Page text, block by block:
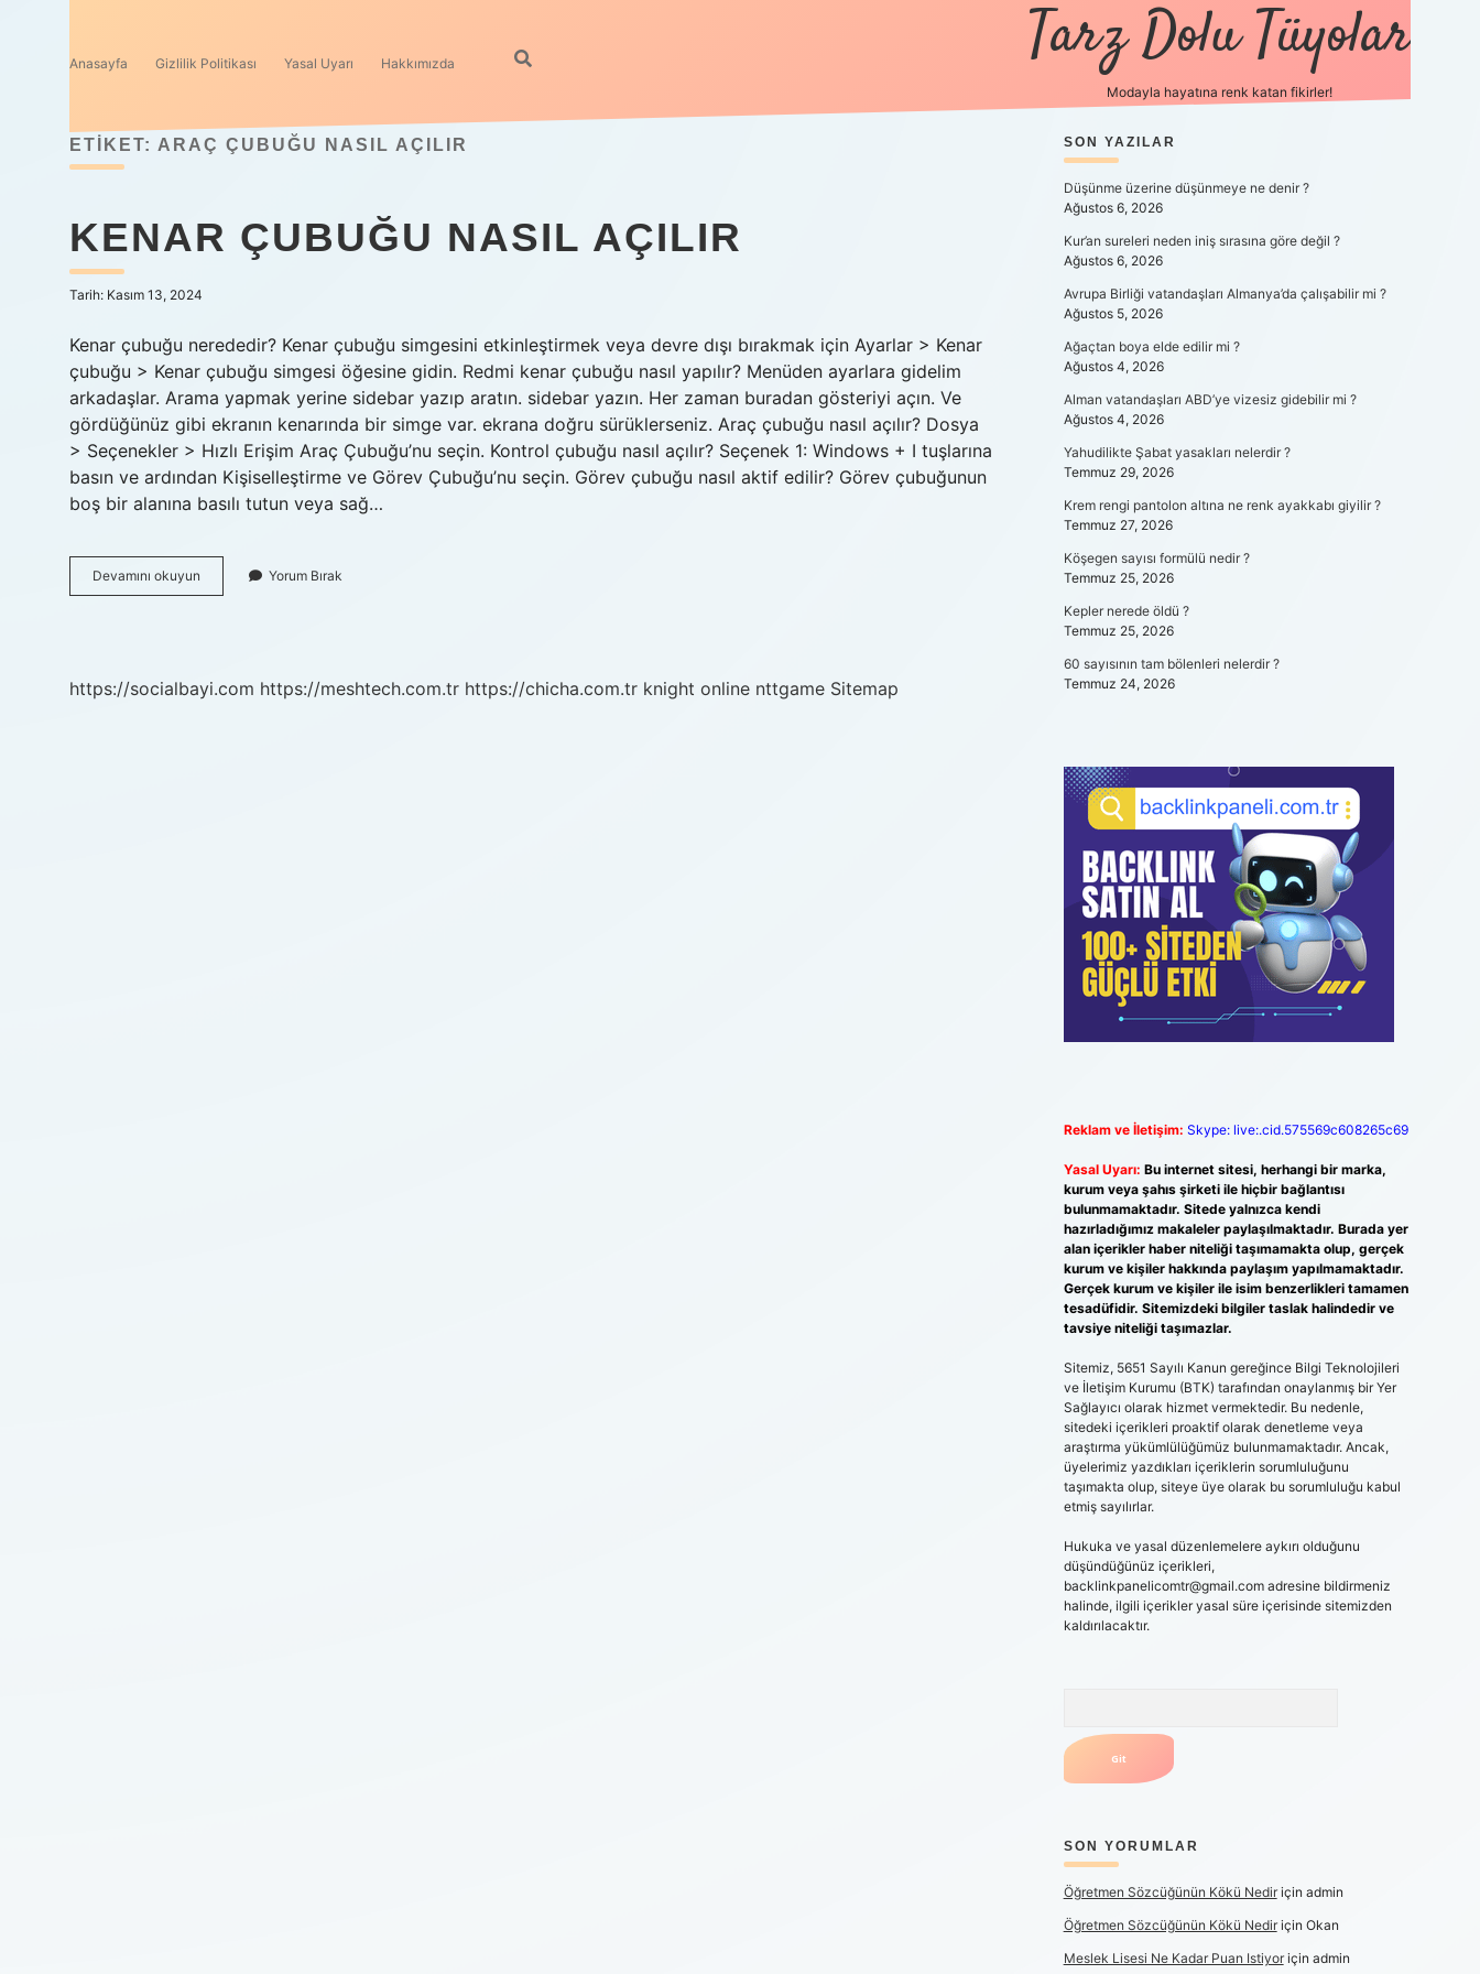
Anasayfa Gizlilik Politikası Yasal Uyarı Hakkımızda Tarz Dolu Tüyolar
Modayla hayatına renk katan fikirler!
ETIKET: ARAÇ ÇUBUĞU NASIL AÇILIR
KENAR ÇUBUĞU NASIL AÇILIR
Tarih: Kasım 13, 2024
Kenar çubuğu nerededir? Kenar çubuğu simgesini etkinleştirmek veya devre dışı bırakmak için Ayarlar > Kenar
çubuğu > Kenar çubuğu simgesi öğesine gidin. Redmi kenar çubuğu nasıl yapılır? Menüden ayarlara gidelim
arkadaşlar. Arama yapmak yerine sidebar yazıp aratın. sidebar yazın. Her zaman buradan gösteriyi açın. Ve
gördüğünüz gibi ekranın kenarında bir simge var. ekrana doğru sürüklerseniz. Araç çubuğu nasıl açılır? Dosya
> Seçenekler > Hızlı Erişim Araç Çubuğu’nu seçin. Kontrol çubuğu nasıl açılır? Seçenek 1: Windows + I tuşlarına
basın ve ardından Kişiselleştirme ve Görev Çubuğu’nu seçin. Görev çubuğu nasıl aktif edilir? Görev çubuğunun
boş bir alanına basılı tutun veya sağ…
Devamını okuyun
Çubuğu
Yorum Bırak
https://socialbayi.com https://meshtech.com.tr https://chicha.com.tr knight online nttgame Sitemap
SIDEBAR
SON YAZILAR
Düşünme üzerine düşünmeye ne denir ?
Ağustos 6, 2026
Kur’an sureleri neden iniş sırasına göre değil ?
Ağustos 6, 2026
Avrupa Birliği vatandaşları Almanya’da çalışabilir mi ?
Ağustos 5, 2026
Ağaçtan boya elde edilir mi ?
Ağustos 4, 2026
Alman vatandaşları ABD’ye vizesiz gidebilir mi ?
Ağustos 4, 2026
Yahudilikte Şabat yasakları nelerdir ?
Temmuz 29, 2026
Krem rengi pantolon altına ne renk ayakkabı giyilir ?
Temmuz 27, 2026
Köşegen sayısı formülü nedir ?
Temmuz 25, 2026
Kepler nerede öldü ?
Temmuz 25, 2026
60 sayısının tam bölenleri nelerdir ?
Temmuz 24, 2026
Reklam ve İletişim: Skype: live:.cid.575569c608265c69
Yasal Uyarı: Bu internet sitesi, herhangi bir marka,
kurum veya şahıs şirketi ile hiçbir bağlantısı
bulunmamaktadır. Sitede yalnızca kendi
hazırladığımız makaleler paylaşılmaktadır. Burada yer
alan içerikler haber niteliği taşımamakta olup, gerçek
kurum ve kişiler hakkında paylaşım yapılmamaktadır.
Gerçek kurum ve kişiler ile isim benzerlikleri tamamen
tesadüfidir. Sitemizdeki bilgiler taslak halindedir ve
tavsiye niteliği taşımazlar.
Sitemiz, 5651 Sayılı Kanun gereğince Bilgi Teknolojileri
ve İletişim Kurumu (BTK) tarafından onaylanmış bir Yer
Sağlayıcı olarak hizmet vermektedir. Bu nedenle,
sitedeki içerikleri proaktif olarak denetleme veya
araştırma yükümlülüğümüz bulunmamaktadır. Ancak,
üyelerimiz yazdıkları içeriklerin sorumluluğunu
taşımakta olup, siteye üye olarak bu sorumluluğu kabul
etmiş sayılırlar.
Hukuka ve yasal düzenlemelere aykırı olduğunu
düşündüğünüz içerikleri,
backlinkpanelicomtr@gmail.comadresine bildirmeniz
halinde, ilgili içerikler yasal süre içerisinde sitemizden
kaldırılacaktır.
SON YORUMLAR
Öğretmen Sözcüğünün Kökü Nediriçin admin
Öğretmen Sözcüğünün Kökü Nediriçin Okan
Meslek Lisesi Ne Kadar Puan Istiyoriçin admin